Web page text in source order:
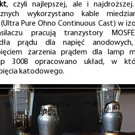
, czyli najlepszej, ale i
wykorzystano kable
Pure Ohno Continuous Cast) w
pracują tranzystory
prądu dla napięć
żarzenia prądem dla lamp
300B opracowano układ, w
katodowego.